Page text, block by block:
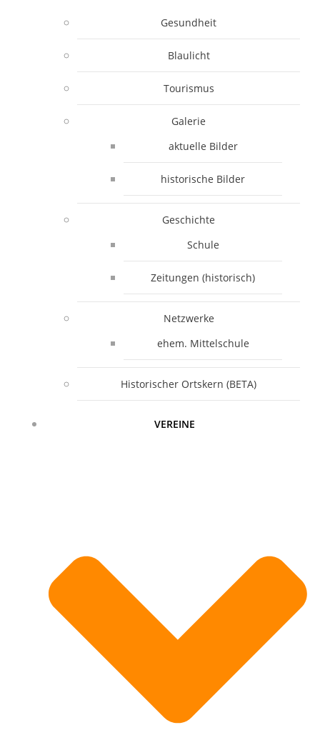
Gesundheit
Blaulicht
Tourismus
Galerie
aktuelle Bilder
historische Bilder
Geschichte
Schule
Zeitungen (historisch)
Netzwerke
ehem. Mittelschule
Historischer Ortskern (BETA)
VEREINE